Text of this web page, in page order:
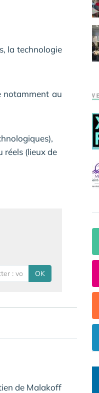
la technologie
notamment au
réels (lieux de
OK
de Malakoff